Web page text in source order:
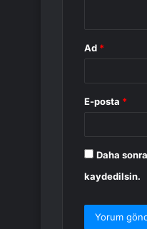
Ad *
E-posta *
Daha
kaydedilsin.